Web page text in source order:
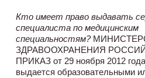
Кто имеет право выдавать
специалиста по медицинским
специальностям?
ЗДРАВООХРАНЕНИЯ
ПРИКАЗ от 29 ноября 2012
выдается образовательными